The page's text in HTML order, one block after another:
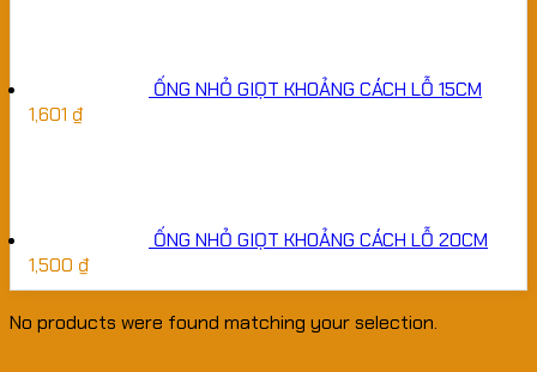
ỐNG NHỎ GIỌT KHOẢNG CÁCH LỖ 15CM
1,601 ₫
ỐNG NHỎ GIỌT KHOẢNG CÁCH LỖ 20CM
1,500 ₫
No products were found matching your selection.